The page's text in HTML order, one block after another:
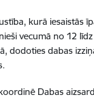
kurā iesaistās
vecumā no 12
dodoties dabas
Dabas